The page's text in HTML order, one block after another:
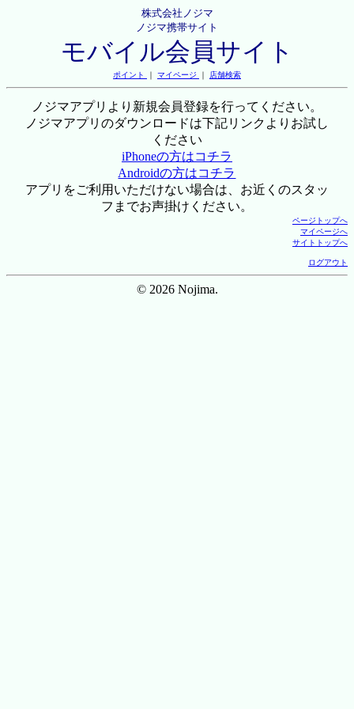
株式会社ノジマ
ノジマ携帯サイト
モバイル会員サイト
ポイント ｜ マイページ ｜ 店舗検索
ノジマアプリより新規会員登録を行ってください。
ノジマアプリのダウンロードは下記リンクよりお試し
ください
iPhoneの方はコチラ
Androidの方はコチラ
アプリをご利用いただけない場合は、お近くのスタッ
フまでお声掛けください。
ページトップへ
マイページへ
サイトトップへ
ログアウト
© 2026 Nojima.